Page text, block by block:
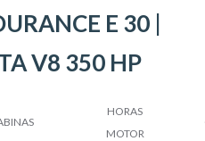
E 30 |
V8 350 HP
HORAS
MOTOR